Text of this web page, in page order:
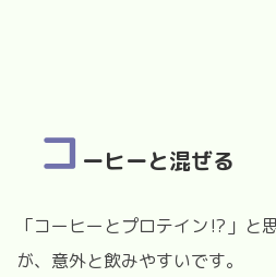
コ ーヒーと混ぜる
「コーヒーとプロテイン⁉︎」と
が、意外と飲みやすいです。